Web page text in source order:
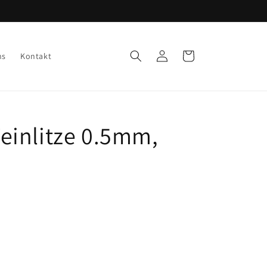
Kontakt EinloggenWarenkorb
0.5mm,